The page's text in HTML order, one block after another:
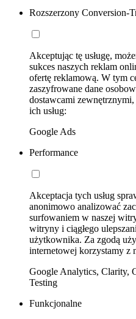
Rozszerzony Conversion-
Akceptując tę usługę,
sukces naszych reklam
ofertę reklamową. W tym
zaszyfrowane dane
dostawcami
ich usług:
Google Ads
Performance
Akceptacja tych usług
anonimowo analizować
surfowaniem w naszej
witryny i ciągłego
użytkownika. Za zgodą
internetowej korzystamy z
Google Analytics, Clarity,
Testing
Funkcjonalne